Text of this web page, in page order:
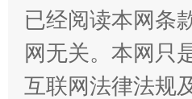
已经阅读本网条
网无关。本网只
互联网法律法规